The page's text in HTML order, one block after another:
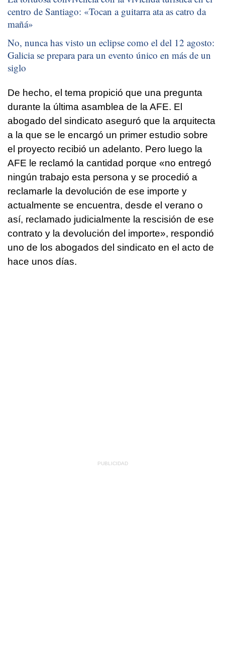
centro de Santiago: «Tocan a guitarra ata as catro da
mañá»
No, nunca has visto un eclipse como el del 12 agosto:
Galicia se prepara para un evento único en más de un
siglo
De hecho, el tema propició que una pregunta
durante la última asamblea de la AFE. El
abogado del sindicato aseguró que la arquitecta
a la que se le encargó un primer estudio sobre
el proyecto recibió un adelanto. Pero luego la
AFE le reclamó la cantidad porque «no entregó
ningún trabajo esta persona y se procedió a
reclamarle la devolución de ese importe y
actualmente se encuentra, desde el verano o
así, reclamado judicialmente la rescisión de ese
contrato y la devolución del importe», respondió
uno de los abogados del sindicato en el acto de
hace unos días.